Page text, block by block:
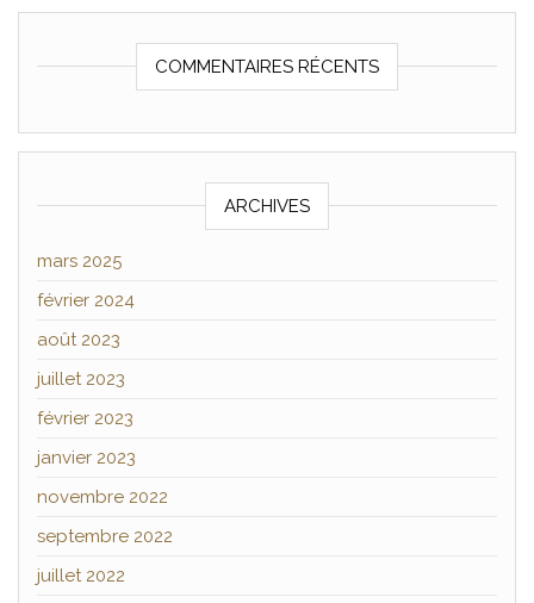
COMMENTAIRES RÉCENTS
ARCHIVES
mars 2025
février 2024
août 2023
juillet 2023
février 2023
janvier 2023
novembre 2022
septembre 2022
juillet 2022